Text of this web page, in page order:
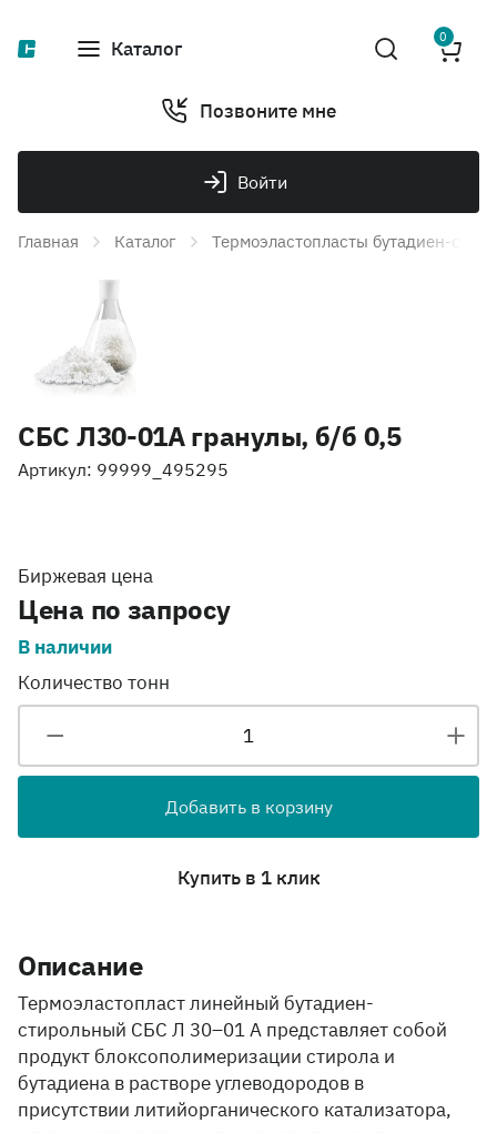
Каталог 0
Позвоните мне
Войти
Главная Каталог Термоэластопласты бутадиен-
СБС Л30-01А гранулы, б/б 0,5
Артикул: 99999_495295
Биржевая цена
Цена по запросу
В наличии
Количество тонн
Добавить в корзину
Купить в 1 клик
Описание
Термоэластопласт линейный бутадиен-
стирольный СБС Л 30–01 А представляет собой
продукт блоксополимеризации стирола и
бутадиена в растворе углеводородов в
присутствии литийорганического катализатора,